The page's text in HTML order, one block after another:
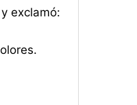
exclamó: